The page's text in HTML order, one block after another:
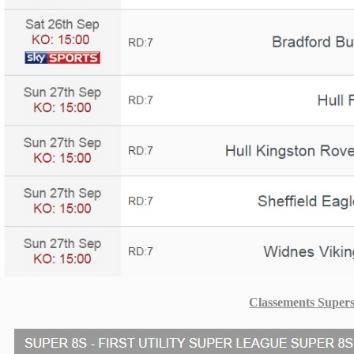
Classements